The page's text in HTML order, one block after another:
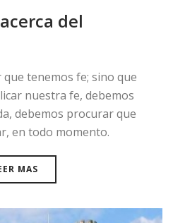
del
tenemos fe; sino que
nuestra fe, debemos
debemos procurar que
en todo momento.
MAS